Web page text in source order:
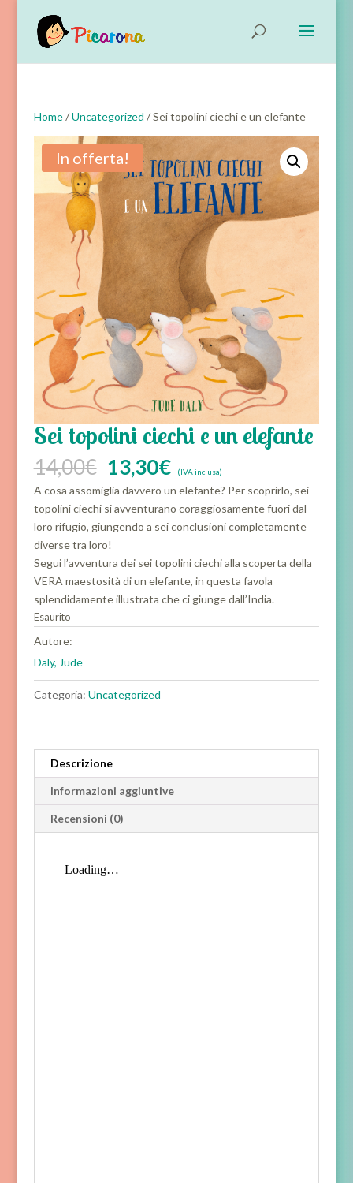
Home/Uncategorized / Sei topolini ciechi e un elefante
In offerta!
Sei topolini ciechi e un elefante
14,00€ Il
prezzo
originale
era:
14,00€.
13,30€Il
prezzo
attuale
è:
13,30€.
(IVA inclusa)
A cosa assomiglia davvero un elefante? Per scoprirlo, sei
topolini ciechi si avventurano coraggiosamente fuori dal
loro rifugio, giungendo a sei conclusioni completamente
diverse tra loro!
Segui l’avventura dei sei topolini ciechi alla scoperta della
VERA maestosità di un elefante, in questa favola
splendidamente illustrata che ci giunge dall’India.
Esaurito
Autore:
Daly, Jude
Categoria: Uncategorized
Descrizione
Informazioni aggiuntive
Recensioni (0)